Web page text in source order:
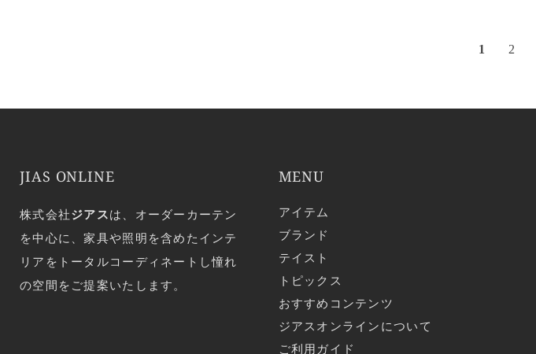
1 2
JIAS ONLINE
株式会社ジアスは、オーダーカーテン
を中心に、家具や照明を含めたインテ
リアをトータルコーディネートし憧れ
の空間をご提案いたします。
MENU
アイテム
ブランド
テイスト
トピックス
おすすめコンテンツ
ジアスオンラインについて
ご利用ガイド